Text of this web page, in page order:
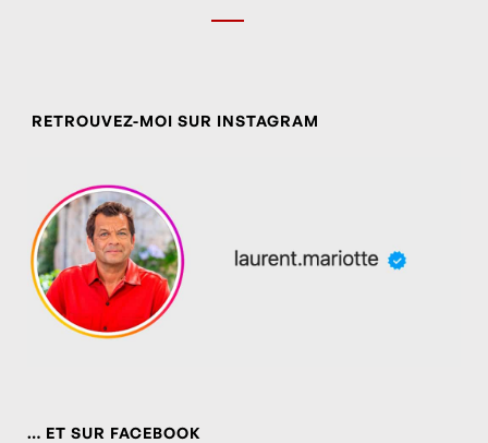
RETROUVEZ-MOI SUR INSTAGRAM
… ET SUR FACEBOOK